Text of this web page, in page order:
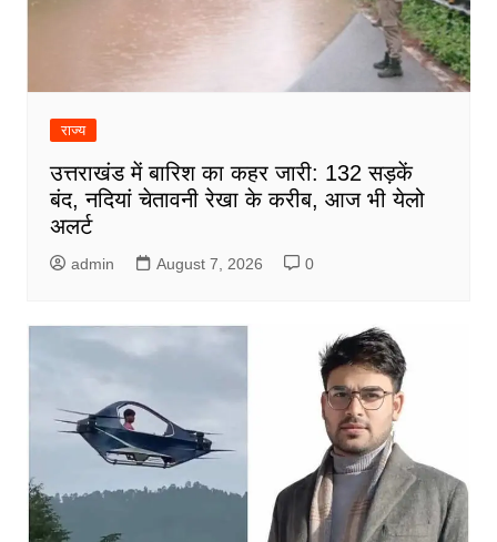
राज्य
उत्तराखंड में बारिश का कहर जारी: 132 सड़कें
बंद, नदियां चेतावनी रेखा के करीब, आज भी येलो
अलर्ट
admin August 7, 2026 0